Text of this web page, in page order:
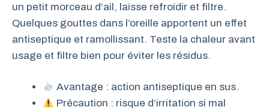
un petit morceau d’ail, laisse refroidir et filtre.
Quelques gouttes dans l’oreille apportent un effet
antiseptique et ramollissant. Teste la chaleur avant
usage et filtre bien pour éviter les résidus.
Avantage : action antiseptique en sus.
Précaution : risque d’irritation si mal